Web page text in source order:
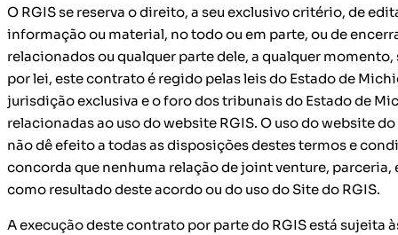
O RGIS se reserva o direito, a seu exclusivo critério, de
informação ou material, no todo ou em parte, ou de
relacionados ou qualquer parte dele, a qualquer
por lei, este contrato é regido pelas leis do Estado de
jurisdição exclusiva e o foro dos tribunais do Estado de
relacionadas ao uso do website RGIS. O uso do website
não dê efeito a todas as disposições destes termos e
concorda que nenhuma relação de joint venture, parceria,
como resultado deste acordo ou do uso do Site do RGIS.
A execução deste contrato por parte do RGIS está sujeita